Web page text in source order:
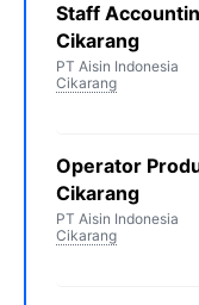
Staff
Cikarang
PT Aisin Indonesia
Cikarang
Operator
Cikarang
PT Aisin Indonesia
Cikarang